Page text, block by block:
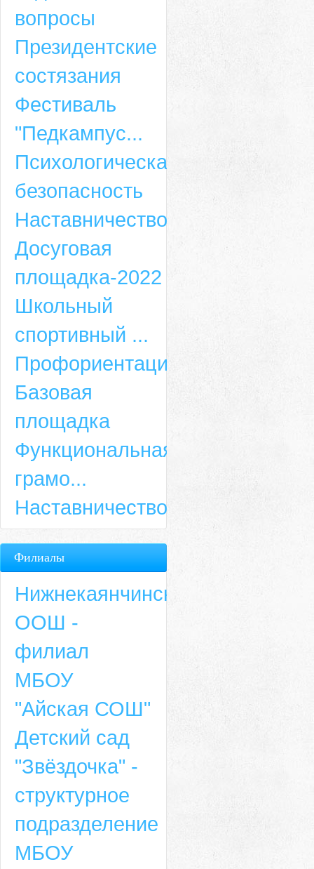
вопросы
Президентские
состязания
Фестиваль
"Педкампус...
Психологическая
безопасность
Наставничество
Досуговая
площадка-2022
Школьный
спортивный ...
Профориентация
Базовая
площадка
Функциональная
грамо...
Наставничество
Филиалы
Нижнекаянчинская
ООШ -
филиал
МБОУ
"Айская СОШ"
Детский сад
"Звёздочка" -
структурное
подразделение
МБОУ